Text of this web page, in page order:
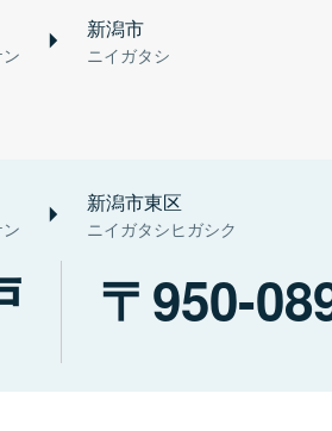
新潟市
ニイガタシ
新潟市東区
ニイガタシヒガシク
950-